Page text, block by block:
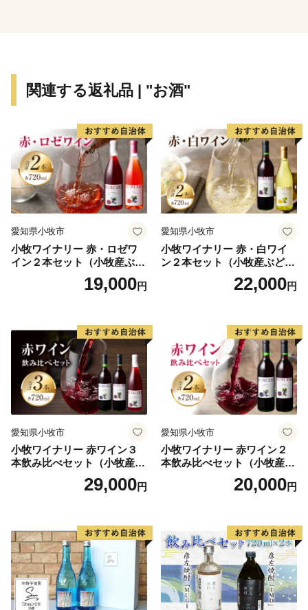
ります。
この地域の魅力を再発見し、世界へアピールし、森林資
源・森林環境を守り、育て、伝統文化をつなぐため、
みなさまからのあたたかい、応援をよろしくお願いいた
します。
【諸塚村のおすすめ返礼品】
▼噛むほど旨い！宮崎県が誇るブランド地鶏「みやざき
▼【4大会連続内閣総理大臣賞受賞】豊かな自然が生ん
▼地元で「なば」と呼ばれ、世界で唯一FSC®の認証を
受けた乾しいたけ
▼食べ応え抜群！煮物やスープ、バター醤油をかけても
おいしい肉厚どんこ
▼栄養価高く、味・香りも濃厚なニホンミツバチの蜂蜜
▼隈研吾氏デザイン 職人が1つ1つ手作りしたシンプル
なTSUMIKI（つみき）
▼諸塚村の自然を感じられる宿泊体験
▼明治から受け継がれる、幻の焼酎
関連する返礼品 | "お酒"
愛知県小牧市
小牧ワイナリー 赤・ロゼワ
イン２本セット（小牧産ぶど
19,000円
愛知県小牧市
小牧ワイナリー 赤・白ワイ
ン２本セット（小牧産ぶどう
22,000円
愛知県小牧市
小牧ワイナリー 赤ワイン３
本飲み比べセット（小牧産ぶ
どう100％使用）29,000円
愛知県小牧市
小牧ワイナリー 赤ワイン２
本飲み比べセット（小牧産ぶ
どう100％使用）20,000円